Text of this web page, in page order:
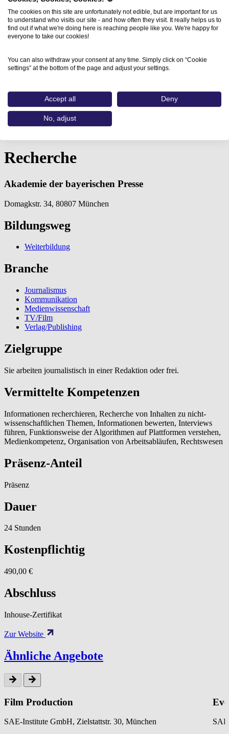
Home
Aus- und Weiterbildungen
Recherche
Akademie der bayerischen Presse
Domagkstr. 34, 80807 München
Bildungsweg
Weiterbildung
Branche
Journalismus
Kommunikation
Medienwissenschaft
TV/Film
Verlag/Publishing
Zielgruppe
Sie arbeiten journalistisch in einer Redaktion oder frei.
Vermittelte Kompetenzen
Informationen recherchieren, Recherche von Inhalten zu nicht-
wissenschaftlichen Themen, Informationen bewerten, Interviews
führen, Funktionsweise der Algorithmen auf Plattformen verstehen,
Medienkompetenz, Organisation von Arbeitsabläufen, Rechtswesen
Präsenz-Anteil
Präsenz
Dauer
24 Stunden
Kostenpflichtig
490,00 €
Abschluss
Inhouse-Zertifikat
Zur Website
Ähnliche Angebote
Film Production
SAE-Institute GmbH, Zielstattstr. 30, München
The cookies on this site are unfortunately not edible, but are important for us
to understand who visits our site - and how often they visit. It really helps us to
find out if what we're doing here is reaching people like you. We're happy for
everyone to take our cookies!
You can also withdraw your consent at any time. Simply click on “Cookie
settings” at the bottom of the page and adjust your settings.
Accept all Deny
No, adjust